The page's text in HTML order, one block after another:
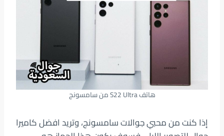
هاتف S22 Ultra من سامسونج
إذا كنت من محبي جوالات سامسونج، وتريد افضل كاميرا